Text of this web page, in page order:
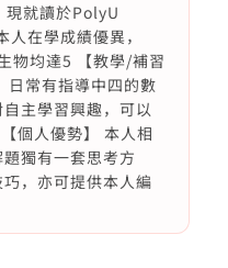
現就讀於PolyU
在學成績優異，
物均達5 【教學/補習
日常有指導中四的數
主學習興趣，可以
個人優勢】 本人相
獨有一套思考方
，亦可提供本人編